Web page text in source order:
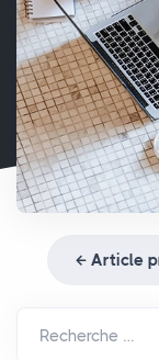
Article
Recherche …